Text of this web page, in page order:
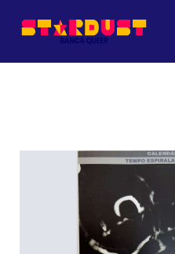
Pérola Pessoa